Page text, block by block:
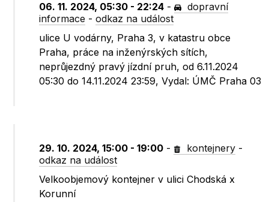
06. 11. 2024, 05:30 - 22:24 -
dopravní
informace -odkaz na událost
ulice U vodárny, Praha 3, v katastru obce
Praha, práce na inženýrských sítích,
neprůjezdný pravý jízdní pruh, od 6.11.2024
05:30 do 14.11.2024 23:59, Vydal: ÚMČ Praha 03
29. 10. 2024, 15:00 - 19:00 - kontejnery -
odkaz na událost
Velkoobjemový kontejner v ulici Chodská x
Korunní